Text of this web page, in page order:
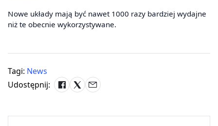
Nowe układy mają być nawet 1000 razy bardziej wydajne
niż te obecnie wykorzystywane.
Tagi: News
Udostępnij: